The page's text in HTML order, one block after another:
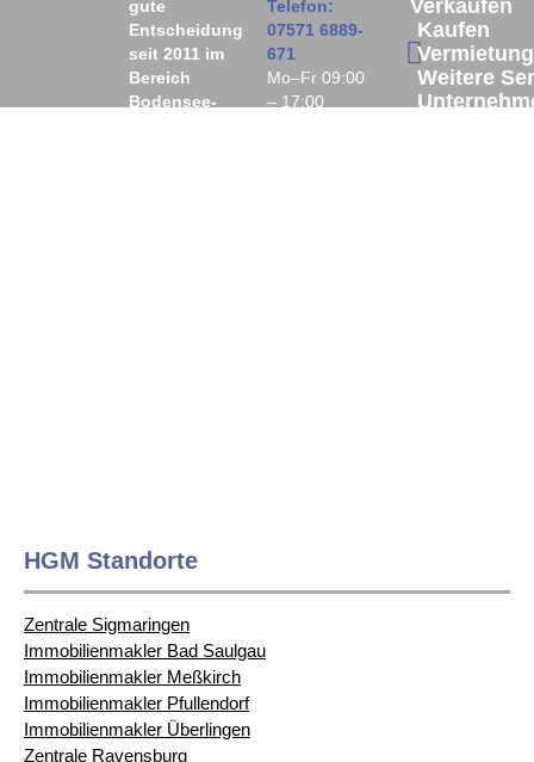
gute
Entscheidung
seit 2011 im
Bereich
Bodensee-
Telefon:
07571 6889-
671
Mo–Fr 09:00
– 17:00
Verkaufen
Kaufen
Vermietung
Weitere
HGM Standorte
Zentrale Sigmaringen
Immobilienmakler Bad Saulgau
Immobilienmakler Meßkirch
Immobilienmakler Pfullendorf
Immobilienmakler Überlingen
Zentrale Ravensburg